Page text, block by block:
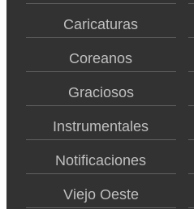
Caricaturas
Coreanos
Graciosos
Instrumentales
Notificaciones
Viejo Oeste